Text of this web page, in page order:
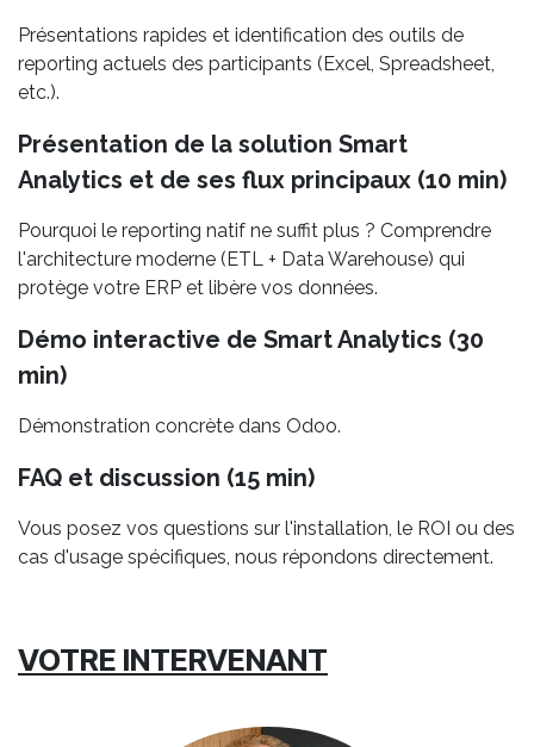
Présentations rapides et identification des outils de
reporting actuels des participants (Excel, Spreadsheet,
etc.).
Présentation de la solution Smart
Analytics et de ses flux principaux (10 min)
Pourquoi le reporting natif ne suffit plus ? Comprendre
l'architecture moderne (ETL + Data Warehouse) qui
protège votre ERP et libère vos données.
Démo interactive de Smart Analytics (30
min)
Démonstration concrète dans Odoo.
FAQ et discussion (15 min)
Vous posez vos questions sur l'installation, le ROI ou des
cas d'usage spécifiques, nous répondons directement.
VOTRE INTERVENANT